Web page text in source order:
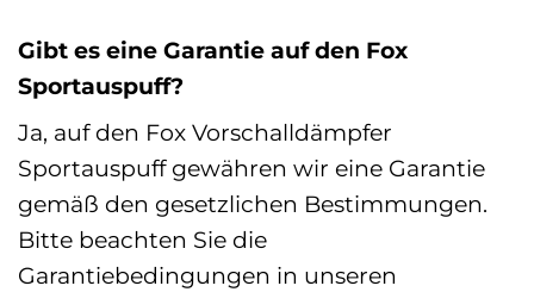
Gibt es eine Garantie auf den Fox
Sportauspuff?
Ja, auf den Fox Vorschalldämpfer
Sportauspuff gewähren wir eine Garantie
gemäß den gesetzlichen Bestimmungen.
Bitte beachten Sie die
Garantiebedingungen in unseren